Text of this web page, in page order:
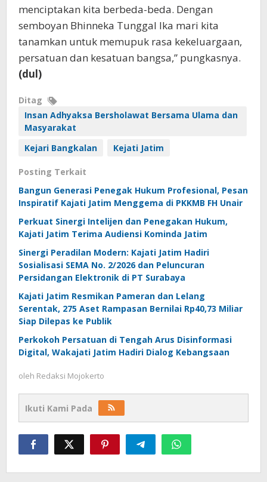
menciptakan kita berbeda-beda. Dengan
semboyan Bhinneka Tunggal Ika mari kita
tanamkan untuk memupuk rasa kekeluargaan,
persatuan dan kesatuan bangsa,” pungkasnya.
(dul)
Ditag
Insan Adhyaksa Bersholawat Bersama Ulama dan
Masyarakat
Kejari Bangkalan
Kejati Jatim
Posting Terkait
Bangun Generasi Penegak Hukum Profesional, Pesan
Inspiratif Kajati Jatim Menggema di PKKMB FH Unair
Perkuat Sinergi Intelijen dan Penegakan Hukum,
Kajati Jatim Terima Audiensi Kominda Jatim
Sinergi Peradilan Modern: Kajati Jatim Hadiri
Sosialisasi SEMA No. 2/2026 dan Peluncuran
Persidangan Elektronik di PT Surabaya
Kajati Jatim Resmikan Pameran dan Lelang
Serentak, 275 Aset Rampasan Bernilai Rp40,73 Miliar
Siap Dilepas ke Publik
Perkokoh Persatuan di Tengah Arus Disinformasi
Digital, Wakajati Jatim Hadiri Dialog Kebangsaan
oleh Redaksi Mojokerto
Ikuti Kami Pada